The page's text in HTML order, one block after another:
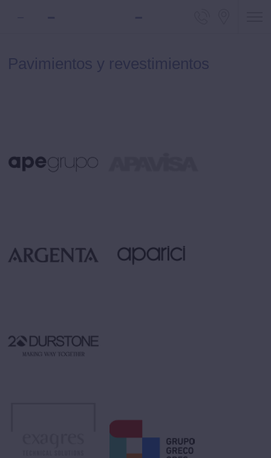
Pavimientos y revestimientos